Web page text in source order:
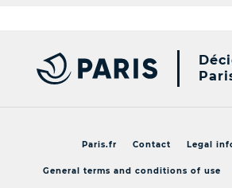
Paris.fr Contact Legal
General terms and conditions of use